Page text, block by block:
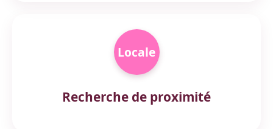
Locale
Recherche de proximité